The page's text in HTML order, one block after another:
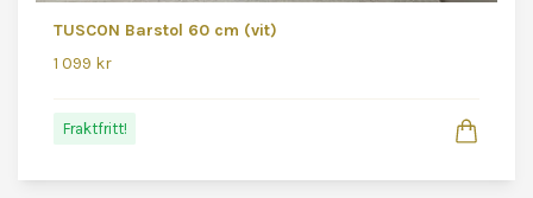
TUSCON Barstol 60 cm (vit)
1 099 kr
Fraktfritt!